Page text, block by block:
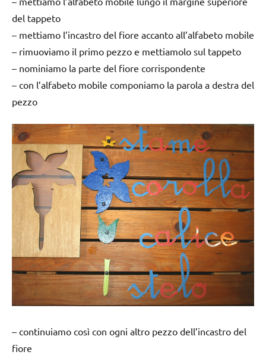
del tappeto
– mettiamo l’incastro del fiore accanto all’alfabeto mobile
– rimuoviamo il primo pezzo e mettiamolo sul tappeto
– nominiamo la parte del fiore corrispondente
– con l’alfabeto mobile componiamo la parola a destra del
pezzo
– continuiamo così con ogni altro pezzo dell’incastro del
fiore